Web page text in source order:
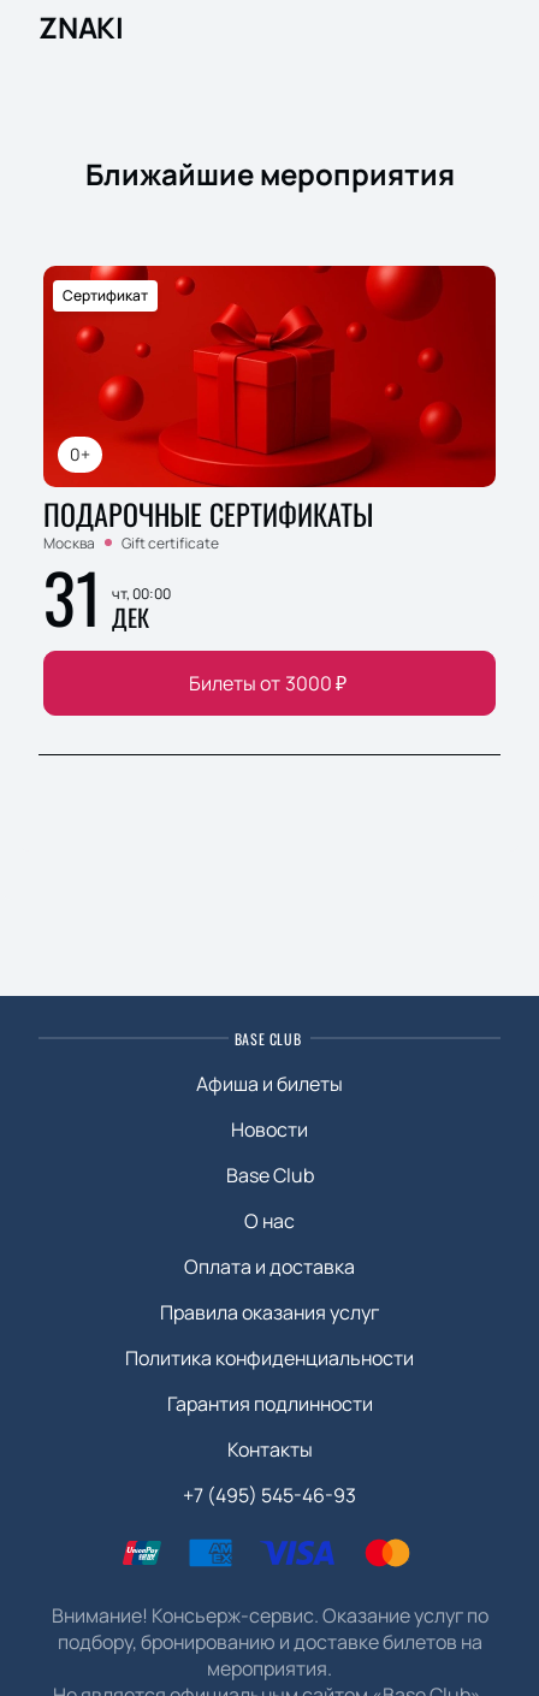
ZNAKI
Ближайшие мероприятия
0+
Сертификат
ПОДАРОЧНЫЕ СЕРТИФИКАТЫ
Москва Gift certificate
31 чт, 00:00
ДЕК
Билеты от 3000₽
BASE CLUB
Афиша и билеты
Новости
Base Club
О нас
Оплата и доставка
Правила оказания услуг
Политика конфиденциальности
Гарантия подлинности
Контакты
+7 (495) 545-46-93
Внимание! Консьерж-сервис. Оказание услуг по
подбору, бронированию и доставке билетов на
мероприятия.